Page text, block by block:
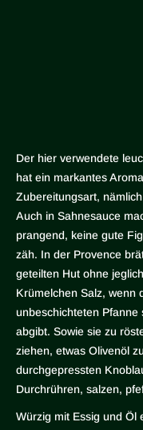
Der hier verwendete
hat ein markantes
Zubereitungsart,
Auch in Sahnesauce
prangend, keine gute
zäh. In der Provence
geteilten Hut ohne
Krümelchen Salz, wenn
unbeschichteten
abgibt. Sowie sie zu
ziehen, etwas Olivenöl
durchgepressten
Durchrühren, salzen,
Würzig mit Essig und Öl